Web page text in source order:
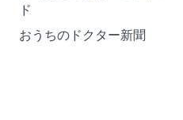
ド
おうちのドクター新聞